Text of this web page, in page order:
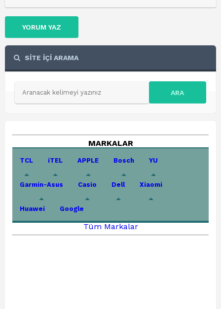
YORUM YAZ
SİTE İÇİ ARAMA
ARA
MARKALAR
TCL iTEL APPLE Bosch YU
Garmin-Asus Casio Dell Xiaomi
Huawei Google
Tüm Markalar